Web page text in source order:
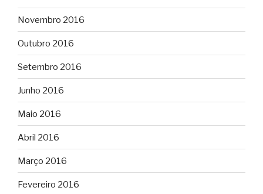
Novembro 2016
Outubro 2016
Setembro 2016
Junho 2016
Maio 2016
Abril 2016
Março 2016
Fevereiro 2016